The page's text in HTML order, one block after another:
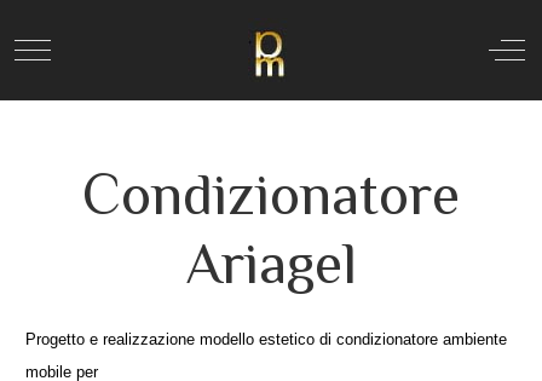
Mobile Menu Toggle Off-
Condizionatore
Ariagel
Progetto e realizzazione modello estetico di condizionatore ambiente
mobile per